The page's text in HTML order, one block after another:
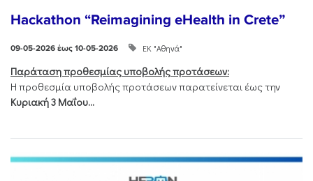
Hackathon “Reimagining eHealth in Crete”
09-05-2026 έως 10-05-2026 ΕΚ "Αθηνά"
Παράταση προθεσμίας υποβολής προτάσεων:
Η προθεσμία υποβολής προτάσεων παρατείνεται έως την
Κυριακή 3 Μαΐου...